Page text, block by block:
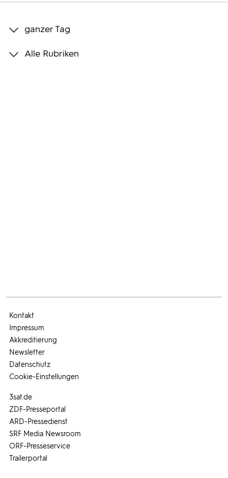
Bilder
ganzer Tag
Alle Rubriken
3sat.de
ZDF-Presseportal
ARD-Pressedienst
SRF Media Newsroom
ORF-Presseservice
Trailerportal
Kontakt
Impressum
Akkreditierung
Newsletter
Datenschutz
Cookie-Einstellungen